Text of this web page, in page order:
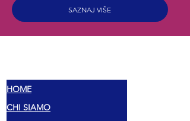
SAZNAJ VIŠE
HOME
CHI SIAMO